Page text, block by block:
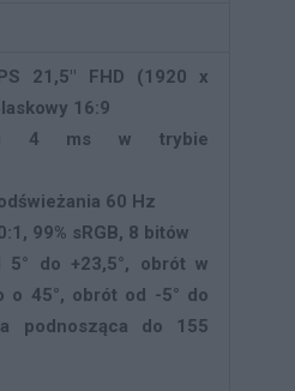
21,5" FHD (1920 x
16:9
4 ms w trybie
60 Hz
99% sRGB, 8 bitów
5° do +23,5°, obrót w
o 45°, obrót od -5° do
podnosząca do 155